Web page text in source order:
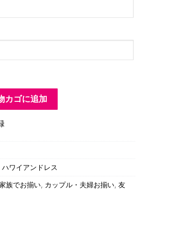
カゴに追加
ハワイアンドレス
族でお揃い, カップル・夫婦お揃い, 友